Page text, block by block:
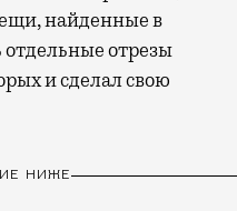
найденные в
отдельные отрезы
и сделал свою
НИЖЕ